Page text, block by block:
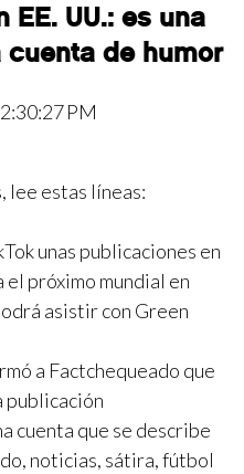
UU.: es una
de humor
PM
lee estas líneas:
unas publicaciones en
el próximo mundial en
asistir con Green
a Factchequeado que
publicación
cuenta que se describe
noticias, sátira, fútbol